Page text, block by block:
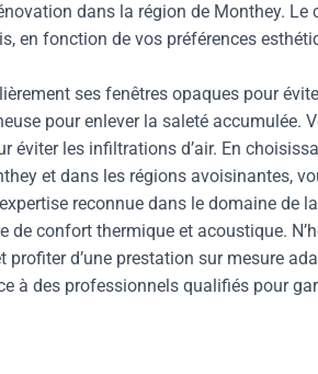
dans la région de Monthey.
en fonction de vos préférences
ses fenêtres opaques pour
pour enlever la saleté accumulée.
éviter les infiltrations d’air. En
et dans les régions avoisinantes,
reconnue dans le domaine de
de confort thermique et acoustique.
d’une prestation sur mesure
à des professionnels qualifiés pour